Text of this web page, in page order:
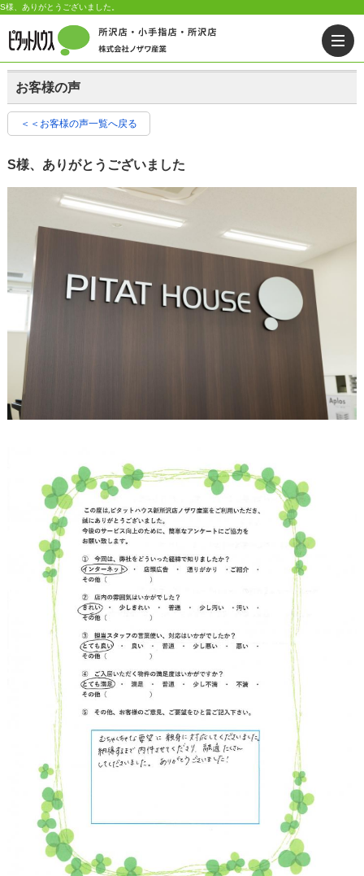
S様、ありがとうございました。
お客様の声
＜＜お客様の声一覧へ戻る
S様、ありがとうございました